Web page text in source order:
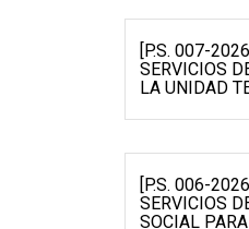
[P.S. 007-
SERVICIOS
LA UNIDAD
[P.S. 006-
SERVICIOS
SOCIAL